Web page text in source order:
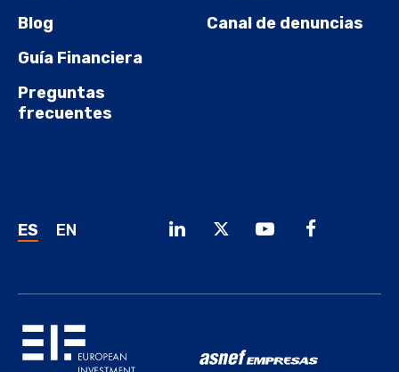
Blog
Guía Financiera
Preguntas
frecuentes
Canal de denuncias
ES EN